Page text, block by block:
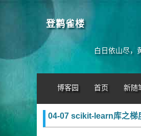
登鹳雀楼
白日依山尽，
博客园 首页 新随
04-07 scikit-learn库之梯